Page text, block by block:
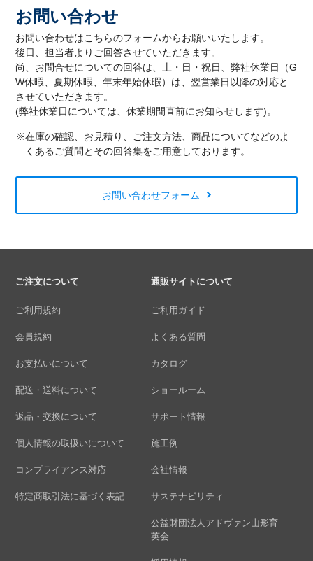
お問い合わせ
お問い合わせはこちらのフォームからお願いいたします。
後日、担当者よりご回答させていただきます。
尚、お問合せについての回答は、土・日・祝日、弊社休業日（G
W休暇、夏期休暇、年末年始休暇）は、翌営業日以降の対応と
させていただきます。
(弊社休業日については、休業期間直前にお知らせします)。
※在庫の確認、お見積り、ご注文方法、商品についてなどのよ
くあるご質問とその回答集をご用意しております。
お問い合わせフォーム
ご注文について
ご利用規約
会員規約
お支払いについて
配送・送料について
返品・交換について
個人情報の取扱いについて
コンプライアンス対応
特定商取引法に基づく表記
通販サイトについて
ご利用ガイド
よくある質問
カタログ
ショールーム
サポート情報
施工例
会社情報
サステナビリティ
公益財団法人アドヴァン山形育
英会